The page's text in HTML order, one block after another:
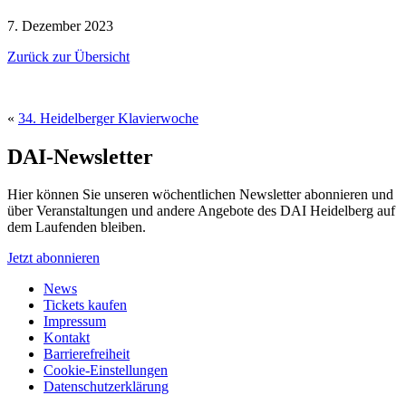
7. Dezember 2023
Zurück zur Übersicht
« 34. Heidelberger Klavierwoche
DAI-Newsletter
Hier können Sie unseren wöchentlichen Newsletter abonnieren und
über Veranstaltungen und andere Angebote des DAI Heidelberg auf
dem Laufenden bleiben.
Jetzt abonnieren
News
Tickets kaufen
Impressum
Kontakt
Barrierefreiheit
Cookie-Einstellungen
Datenschutzerklärung